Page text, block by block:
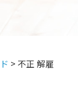
> 不正 解雇